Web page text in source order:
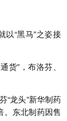
以“黑马”之姿接
货”，布洛芬、
“龙头”新华制药
。东北制药因售